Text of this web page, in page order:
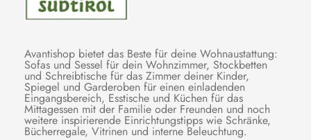
Avantishop bietet das Beste für deine Wohnaustattung:
Sofas und Sessel für dein Wohnzimmer, Stockbetten
und Schreibtische für das Zimmer deiner Kinder,
Spiegel und Garderoben für einen einladenden
Eingangsbereich, Esstische und Küchen für das
Mittagessen mit der Familie oder Freunden und noch
weitere inspirierende Einrichtungstipps wie Schränke,
Bücherregale, Vitrinen und interne Beleuchtung.